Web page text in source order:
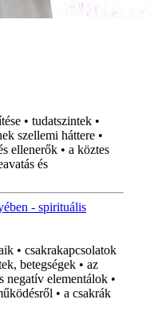
• tudatszintek •
szellemi háttere •
ellenerők • a köztes
és
- spirituális
• csakrakapcsolatok
betegségek • az
negatív elementálok •
• a csakrák